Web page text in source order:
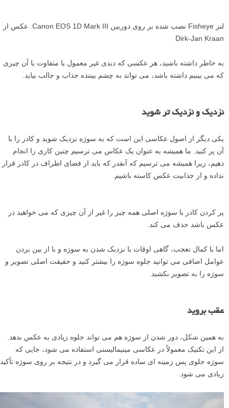
لنز Fisheye نصب شده بر روی دوربین Canon EOS 1D Mark III. عکس از
Dirk-Jan Kraan
به خاطر داشته باشید، هر عکسی که دیدی غیر معمول یا متفاوت با آن چیزی
که می بینیم داشته باشد، می تواند به چشم بیننده جذاب و جالب بیاید.
نزدیک و نزدیک تر شوید
یکی دیگر از اصول عکاسی این است که به سوژه نزدیک شوید و کادر را با
آن پر کنید. ما همیشه به عنوان یک عکاس می ترسیم چنین کاری را انجام
دهیم، زیرا همیشه می ترسیم که آنقدر که باید از فضای اطراف در کادر قرار
نداده و از جذابیت عکس کاسته باشیم.
پر کردن کادر با سوژه اصلی همه چیز را غیر از آن چیزی که می خواهید در
عکس باشد حذف می کند.
اما با کمال تعجب، گاهی اوقات با نزدیک شدن به سوژه و با از بین بردن
عوامل اضافی می توانید جلوه سوژه را بیشتر کنید و حقیقت اصلی تصویر و
سوژه را به تصویر بکشید.
عقب بروید
به همین شکل، دور شدن از سوژه هم می تواند جلوه زیادی به عکس بدهد.
از این تکنیک معمولاً در عکاسی مینیمالیستی استفاده می شود، جایی که
سوژه جلوی پس زمینه ای ساده قرار می گیرد و در نتیجه بر روی سوژه تأکید
زیادی می شود.